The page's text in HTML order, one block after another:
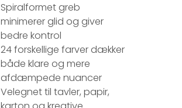
Spiralformet greb
minimerer glid og giver
bedre kontrol
24 forskellige farver dækker
både klare og mere
afdæmpede nuancer
Velegnet til tavler, papir,